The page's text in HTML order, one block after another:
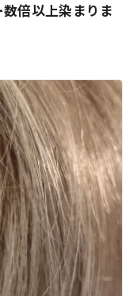
倍以上染まりま